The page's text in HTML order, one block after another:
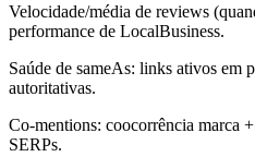
Velocidade/média de reviews
performance de LocalBusiness.
Saúde de sameAs: links ativos em
autoritativas.
Co-mentions: coocorrência marca
SERPs.